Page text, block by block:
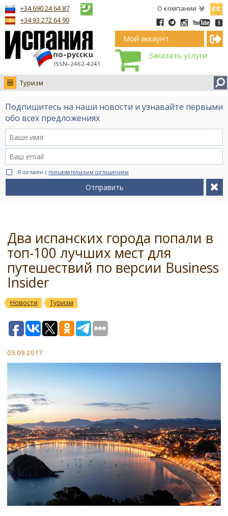
О компании
ISSN–2462-4241
+34 690 24 64 87
+34 93 272 64 90
Мой аккаунт
Заказать услуги
Туризм
Новости
Интервью
Видео Ruso.TV
BCN life
Сервис на немецком
Подпишитесь на наши новости и узнавайте первыми
обо всех предложениях
Я согласен с пользовательским соглашением
Отправить
Два испанских города попали в
топ-100 лучших мест для
путешествий по версии Business
Insider
Новости Туризм
05.09.2017